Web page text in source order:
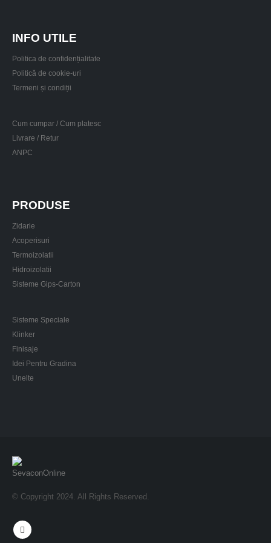
INFO UTILE
Politica de confidențialitate
Politică de cookie-uri
Termeni și condiții
Cum cumpar / Cum platesc
Livrare / Retur
ANPC
PRODUSE
Zidarie
Acoperisuri
Termoizolatii
Hidroizolatii
Sisteme Gips-Carton
Sisteme Speciale
Klinker
Finisaje
Idei Pentru Gradina
Unelte
© Copyright 2024. All Rights Reserved.